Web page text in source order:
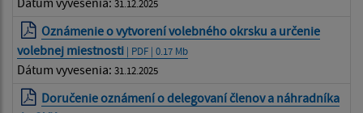
31.12.2025
Oznámenie o vytvorení volebného okrsku a určenie
volebnej miestnosti | PDF | 0.17 Mb
Dátum vyvesenia: 31.12.2025
Doručenie oznámení o delegovaní členov a náhradníka